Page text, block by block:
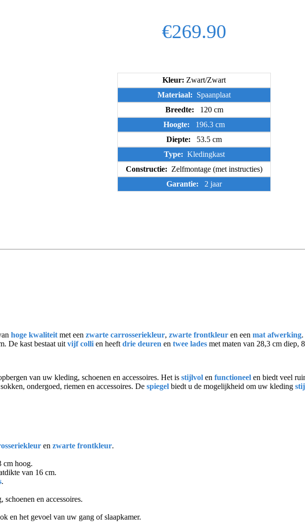
€269.90
Kleur: Zwart/Zwart
Materiaal: Spaanplaat
Breedte: 120 cm
Hoogte: 196.3 cm
Diepte: 53.5 cm
Type: Kledingkast
Constructie: Zelfmontage (met instructies)
Garantie: 2 jaar
hoge kwaliteit met een zwarte carrosseriekleur, zwarte frontkleur en een mat afwerking
De kast bestaat uit vijf colli en heeft drie deuren en twee lades met maten van 28,3 cm diep,
van uw kleding, schoenen en accessoires. Het is stijlvol en functioneel en biedt veel
ondergoed, riemen en accessoires. De spiegel biedt u de mogelijkheid om uw kleding
en zwarte frontkleur.
cm hoog.
van 16 cm.
.
en accessoires.
en het gevoel van uw gang of slaapkamer.